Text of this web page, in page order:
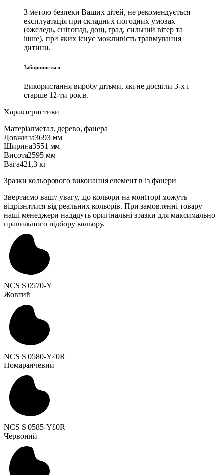
З метою безпеки Ваших дітей, не рекомендується
експлуатація при складних погодних умовах
(ожеледь, снігопад, дощ, град, сильний вітер та
інше), при яких існує можливість травмування
дитини.
Забороняється
Використання виробу дітьми, які не досягли 3-х і
старше 12-ти років.
Характеристики
Матеріалметал, дерево, фанера
Довжина3693 мм
Ширина3551 мм
Висота2595 мм
Вага421,3 кг
Зразки кольорового виконання елементів із фанери
Звертаємо вашу увагу, що кольори на моніторі можуть
відрізнятися від реальних кольорів. При замовленні товару
наші менеджери нададуть оригінальні зразки для максимально
правильного підбору кольору.
NCS S 0570-Y
Жовтий
NCS S 0580-Y40R
Помаранчевий
NCS S 0585-Y80R
Червоний